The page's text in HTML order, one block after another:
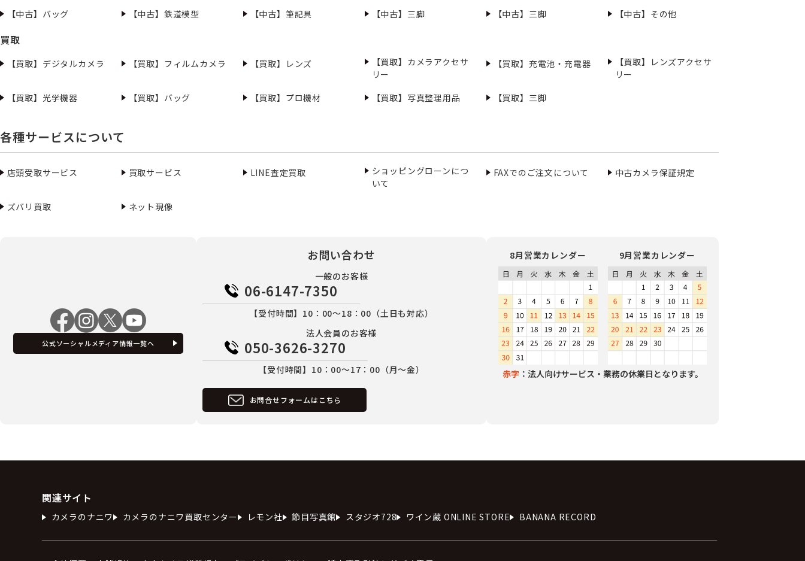
【中古】バッグ 【中古】鉄道模型 【中古】筆記具 【中古】三脚 【中古】三脚 【中古】その他
買取
【買取】デジタルカメラ 【買取】フィルムカメラ 【買取】レンズ
【買取】カメラアクセサ
リー
【買取】充電池・充電器
【買取】レンズアクセサ
リー
【買取】光学機器
【買取】バッグ 【買取】プロ機材 【買取】写真整理用品 【買取】三脚
各種サービスについて
店頭受取サービス 買取サービス LINE査定買取
ショッピングローンにつ
いて
FAXでのご注文について 中古カメラ保証規定
ズバリ買取 ネット現像
公式ソーシャルメディア情報一覧へ
お問い合わせ
一般のお客様
06-6147-7350
【受付時間】10：00～18：00（土日も対応）
法人会員のお客様
050-3626-3270
【受付時間】10：00～17：00（月～金）
お問合せフォームはこちら
8月営業カレンダー 9月営業カレンダー
赤字 ：法人向けサービス・業務の休業日となります。
関連サイト
カメラのナニワ カメラのナニワ買取センター レモン社 節目写真館 スタジオ728 ワイン蔵 ONLINE STORE BANANA RECORD